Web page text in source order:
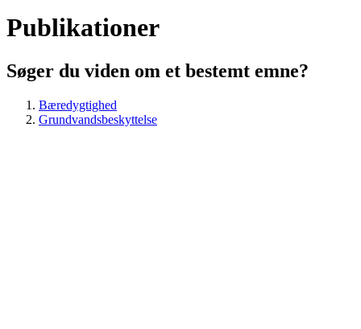
Publikationer
Søger du viden om et bestemt emne?
Bæredygtighed
Grundvandsbeskyttelse